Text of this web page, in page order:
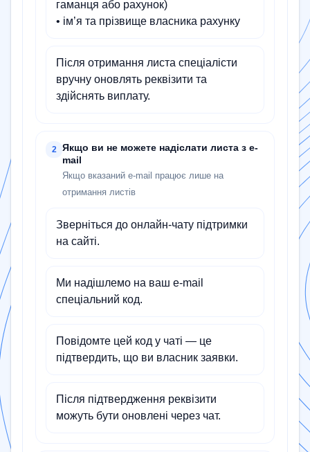
гаманця або рахунок)
• ім’я та прізвище власника рахунку
Після отримання листа спеціалісти
вручну оновлять реквізити та
здійснять виплату.
2
Якщо ви не можете надіслати листа з e-
mail
Якщо вказаний e-mail працює лише на
отримання листів
Зверніться до онлайн-чату підтримки
на сайті.
Ми надішлемо на ваш e-mail
спеціальний код.
Повідомте цей код у чаті — це
підтвердить, що ви власник заявки.
Після підтвердження реквізити
можуть бути оновлені через чат.